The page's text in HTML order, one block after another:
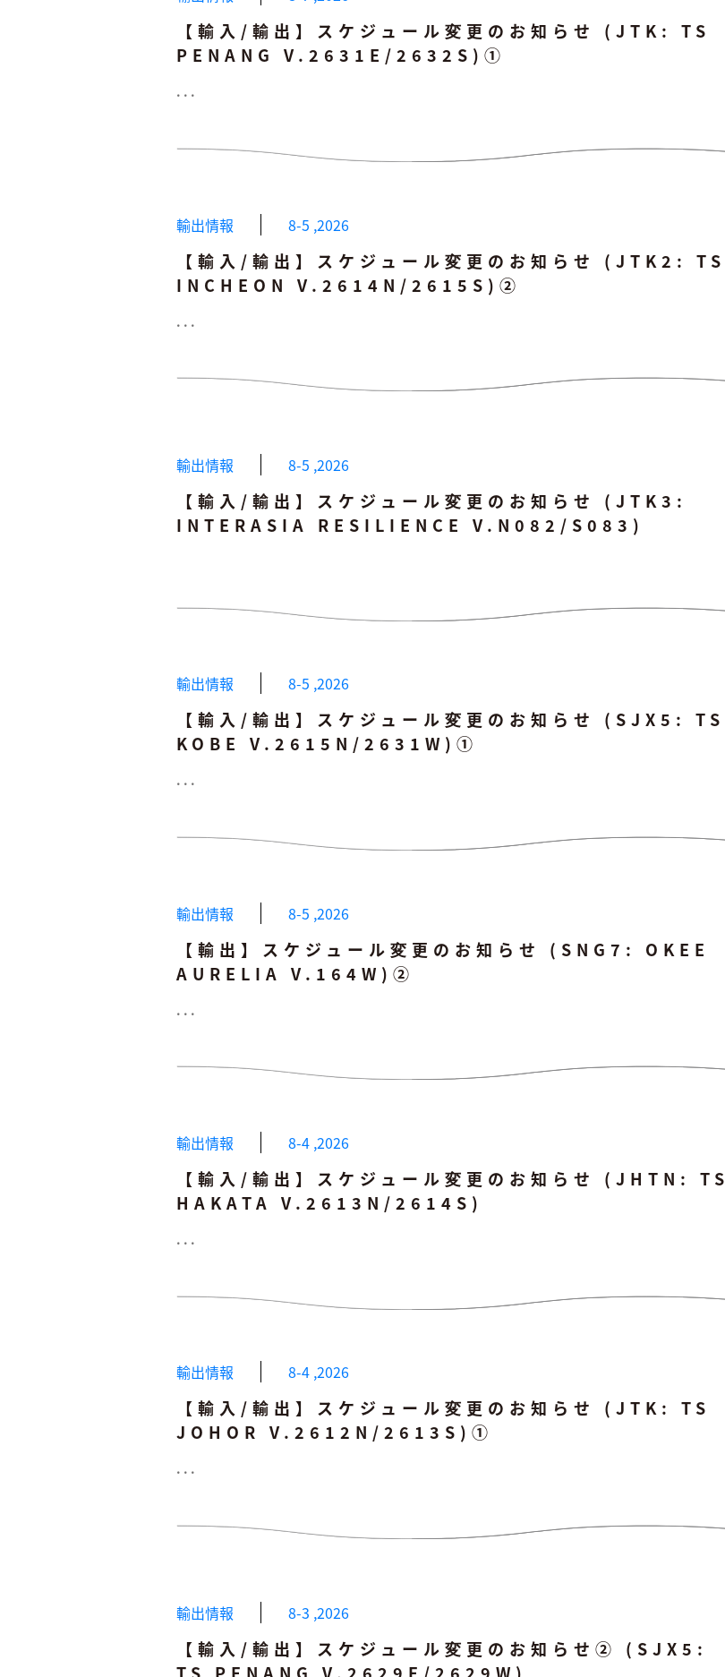
【輸入/輸出】スケジュール変更のお知らせ (JTK: TS
PENANG V.2631E/2632S)①
...
輸出情報 8-5 ,2026
【輸入/輸出】スケジュール変更のお知らせ (JTK2: TS
INCHEON V.2614N/2615S)②
...
輸出情報 8-5 ,2026
【輸入/輸出】スケジュール変更のお知らせ (JTK3:
INTERASIA RESILIENCE V.N082/S083)
輸出情報 8-5 ,2026
【輸入/輸出】スケジュール変更のお知らせ (SJX5: TS
KOBE V.2615N/2631W)①
...
輸出情報 8-5 ,2026
【輸出】スケジュール変更のお知らせ (SNG7: OKEE
AURELIA V.164W)②
...
輸出情報 8-4 ,2026
【輸入/輸出】スケジュール変更のお知らせ (JHTN: TS
HAKATA V.2613N/2614S)
...
輸出情報 8-4 ,2026
【輸入/輸出】スケジュール変更のお知らせ (JTK: TS
JOHOR V.2612N/2613S)①
...
輸出情報 8-3 ,2026
【輸入/輸出】スケジュール変更のお知らせ② (SJX5:
TS PENANG V.2629E/2629W)